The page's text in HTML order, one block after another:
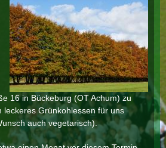
16 in Bückeburg (OT Achum) zu
leckeres Grünkohlessen für uns
auch vegetarisch).